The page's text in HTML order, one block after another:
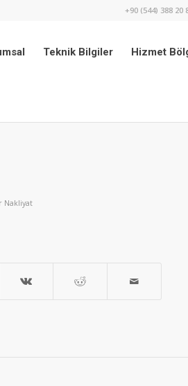
+90 (544) 388 20
Teknik Bilgiler Hizmet
Nakliyat